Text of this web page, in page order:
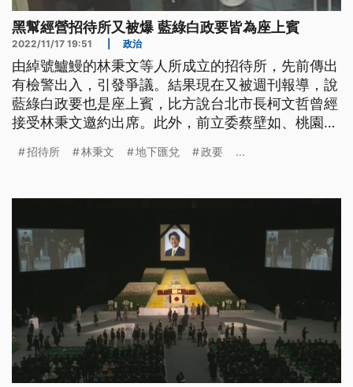
黑幫經營招待所又被爆 藍綠白政要皆為座上賓
2022/11/17 19:51 政治
由綽號鱸鰻的林秉文等人所成立的招待所，先前傳出
有檢警出入，引發爭議。結果現在又被週刊報導，說
藍綠白政要也是座上賓，比方說台北市長柯文哲曾經
接受林秉文邀約出席。此外，前立委蔡壁如、桃園市
經到這個地方用餐。
招待所 林秉文 地下匯兌 政要 ...